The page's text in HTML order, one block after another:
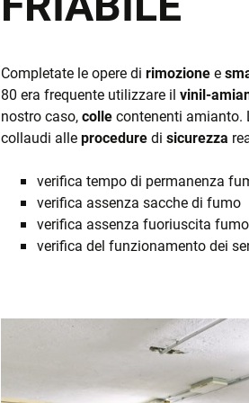
COPERTURE
INCENTIVI
MESSA IN
SISMICA
SISTEMI DI
ANTICADUTA
PROGETTAZIONE E
Completate le opere di rimozionee
80 era frequente utilizzare il vinil-
nostro caso,collecontenenti amianto.
collaudi alleproceduredi sicurezza
verifica tempo di permanenza
verifica assenza sacche di fumo
verifica assenza fuoriuscita
verifica del funzionamento dei